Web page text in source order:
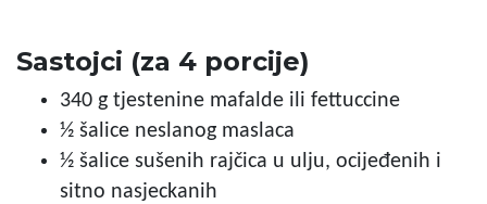
Sastojci (za 4 porcije)
340 g tjestenine mafalde ili fettuccine
½ šalice neslanog maslaca
½ šalice sušenih rajčica u ulju, ocijeđenih i
sitno nasjeckanih